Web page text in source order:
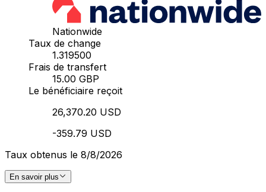
Nationwide
Taux de change
1.319500
Frais de transfert
15.00 GBP
Le bénéficiaire reçoit
26,370.20 USD
-359.79 USD
Taux obtenus le 8/8/2026
En savoir plus